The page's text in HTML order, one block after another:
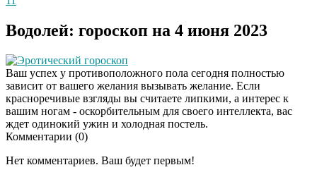
Водолей: гороскоп на 4 июня 2023
Эротический гороскоп
Ваш успех у противоположного пола сегодня полностью
зависит от вашего желания вызывать желание. Если
красноречивые взгляды вы считаете липкими, а интерес к
вашим ногам - оскорбительным для своего интеллекта, вас
ждет одинокий ужин и холодная постель.
Комментарии (0)
Нет комментариев. Ваш будет первым!
Скрытая камера на
люди вытворяют, когда